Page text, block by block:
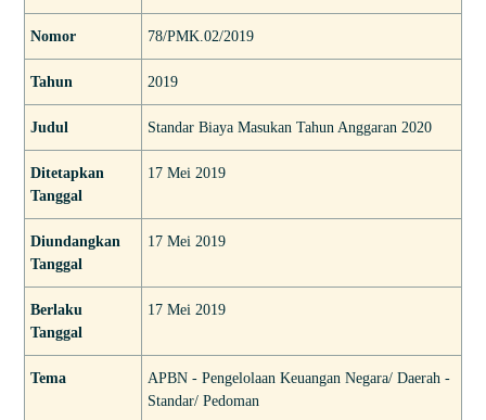
Nomor 78/PMK.02/2019
Tahun 2019
Judul Standar Biaya Masukan Tahun Anggaran 2020
Ditetapkan
Tanggal
17 Mei 2019
Diundangkan
Tanggal
17 Mei 2019
Berlaku
Tanggal
17 Mei 2019
Tema
APBN - Pengelolaan Keuangan Negara/ Daerah -
Standar/ Pedoman